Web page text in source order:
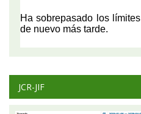
JCR-JIF